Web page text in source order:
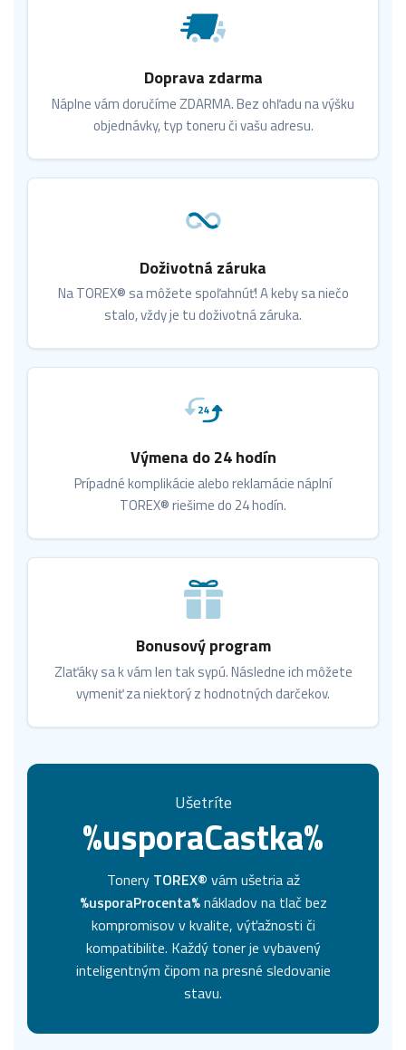
Doprava zdarma
Náplne vám doručíme ZDARMA. Bez ohľadu na výšku
objednávky, typ toneru či vašu adresu.
Doživotná záruka
Na TOREX® sa môžete spoľahnúť! A keby sa niečo
stalo, vždy je tu doživotná záruka.
Výmena do 24 hodín
Prípadné komplikácie alebo reklamácie náplní
TOREX® riešime do 24 hodín.
Bonusový program
Zlaťáky sa k vám len tak sypú. Následne ich môžete
vymeniť za niektorý z hodnotných darčekov.
Ušetríte
%usporaCastka%
Tonery TOREX® vám ušetria až
%usporaProcenta%nákladov na tlač bez
kompromisov v kvalite, výťažnosti či
kompatibilite. Každý toner je vybavený
inteligentným čipom na presné sledovanie
stavu.